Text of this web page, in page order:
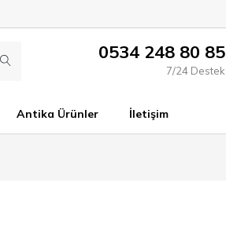
0534 248 80 85
7/24 Destek
Antika Ürünler İletişim